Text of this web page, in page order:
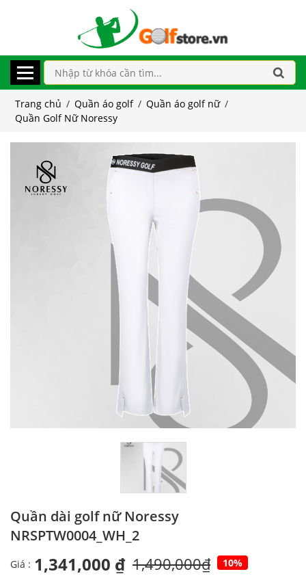
Trang chủ / Quần áo golf / Quần áo golf nữ /
Quần Golf Nữ Noressy
Quần dài golf nữ Noressy
NRSPTW0004_WH_2
Giá : 1,341,000 ₫ 1,490,000₫ 10%